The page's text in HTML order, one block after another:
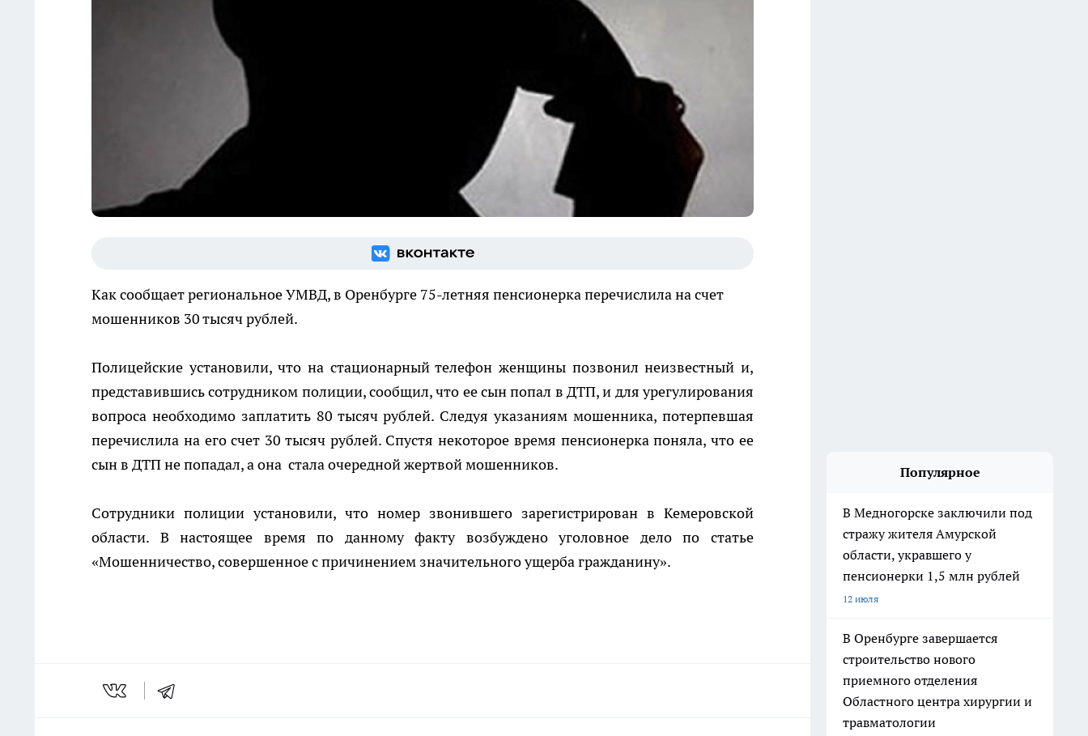
Как сообщает региональное УМВД, в Оренбурге 75-летняя пенсионерка перечислила на счет
мошенников 30 тысяч рублей.
Полицейские установили, что на стационарный телефон женщины позвонил неизвестный и,
представившись сотрудником полиции, сообщил, что ее сын попал в ДТП, и для урегулирования
вопроса необходимо заплатить 80 тысяч рублей. Следуя указаниям мошенника, потерпевшая
перечислила на его счет 30 тысяч рублей. Спустя некоторое время пенсионерка поняла, что ее
сын в ДТП не попадал, а она стала очередной жертвой мошенников.
Сотрудники полиции установили, что номер звонившего зарегистрирован в Кемеровской
области. В настоящее время по данному факту возбуждено уголовное дело по статье
«Мошенничество, совершенное с причинением значительного ущерба гражданину».
Популярное
В Медногорске заключили под
стражу жителя Амурской
области, укравшего у
пенсионерки 1,5 млн рублей
12 июля
В Оренбурге завершается
строительство нового
приемного отделения
Областного центра хирургии и
травматологии